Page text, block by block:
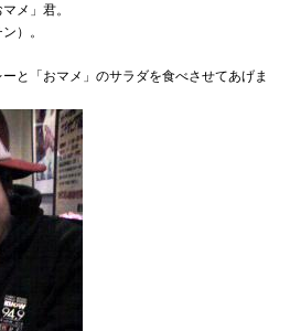
メ」君。
）。
と「おマメ」のサラダを食べさせてあげま